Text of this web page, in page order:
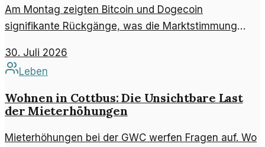
Am Montag zeigten Bitcoin und Dogecoin
signifikante Rückgänge, was die Marktstimmung
möglichen Ursachen.
30. Juli 2026
Leben
Wohnen in Cottbus: Die Unsichtbare Last
der Mieterhöhungen
Mieterhöhungen bei der GWC werfen Fragen auf. Wo